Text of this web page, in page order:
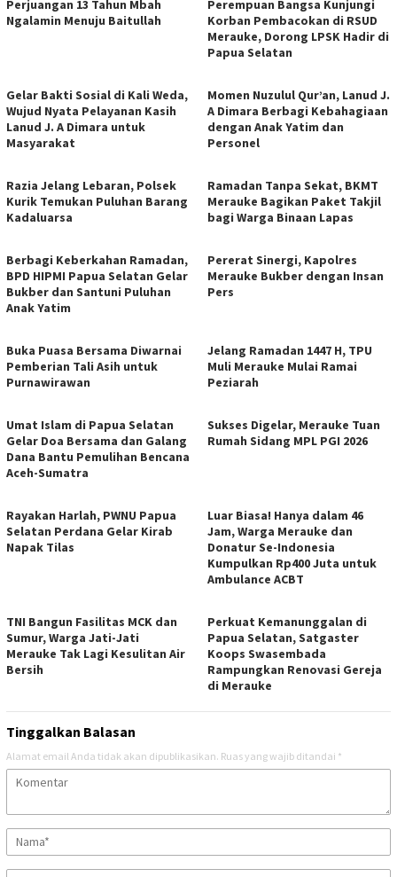
Perjuangan 13 Tahun Mbah
Ngalamin Menuju Baitullah
Perempuan Bangsa Kunjungi
Korban Pembacokan di RSUD
Merauke, Dorong LPSK Hadir di
Papua Selatan
Gelar Bakti Sosial di Kali Weda,
Wujud Nyata Pelayanan Kasih
Lanud J. A Dimara untuk
Masyarakat
Momen Nuzulul Qur’an, Lanud J.
A Dimara Berbagi Kebahagiaan
dengan Anak Yatim dan
Personel
Razia Jelang Lebaran, Polsek
Kurik Temukan Puluhan Barang
Kadaluarsa
Ramadan Tanpa Sekat, BKMT
Merauke Bagikan Paket Takjil
bagi Warga Binaan Lapas
Berbagi Keberkahan Ramadan,
BPD HIPMI Papua Selatan Gelar
Bukber dan Santuni Puluhan
Anak Yatim
​Pererat Sinergi, Kapolres
Merauke Bukber dengan Insan
Pers
Buka Puasa Bersama Diwarnai
Pemberian Tali Asih untuk
Purnawirawan
Jelang Ramadan 1447 H, TPU
Muli Merauke Mulai Ramai
Peziarah
Umat Islam di Papua Selatan
Gelar Doa Bersama dan Galang
Dana Bantu Pemulihan Bencana
Aceh-Sumatra
Sukses Digelar, Merauke Tuan
Rumah Sidang MPL PGI 2026
Rayakan Harlah, PWNU Papua
Selatan Perdana Gelar Kirab
Napak Tilas
Luar Biasa! Hanya dalam 46
Jam, Warga Merauke dan
Donatur Se-Indonesia
Kumpulkan Rp400 Juta untuk
Ambulance ACBT
TNI Bangun Fasilitas MCK dan
Sumur, Warga Jati-Jati
Merauke Tak Lagi Kesulitan Air
Bersih
Perkuat Kemanunggalan di
Papua Selatan, Satgaster
Koops Swasembada
Rampungkan Renovasi Gereja
di Merauke
Tinggalkan Balasan
Alamat email Anda tidak akan dipublikasikan. Ruas yang wajib ditandai *